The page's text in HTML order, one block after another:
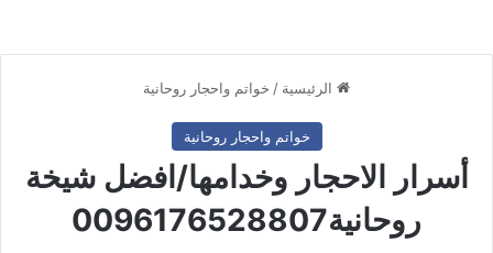
الرئيسية / خواتم واحجار روحانية
خواتم واحجار روحانية
أسرار الاحجار وخدامها/افضل شيخة
روحانية0096176528807